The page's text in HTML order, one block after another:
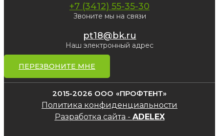
+7 (3412) 55-35-30
Звоните мы на связи
pt18@bk.ru
Наш электронный адрес
ПЕРЕЗВОНИТЕ МНЕ
2015-2026 ООО «ПРОФТЕНТ»
Политика конфиденциальности
Разработка сайта - ADELEX